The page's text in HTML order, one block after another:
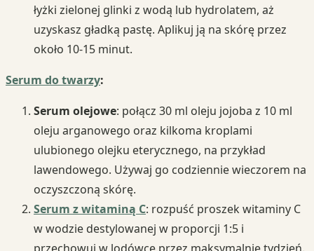
łyżki zielonej glinki z wodą lub hydrolatem, aż
uzyskasz gładką pastę. Aplikuj ją na skórę przez
około 10-15 minut.
Serum do twarzy:
Serum olejowe: połącz 30 ml oleju jojoba z 10 ml
oleju arganowego oraz kilkoma kroplami
ulubionego olejku eterycznego, na przykład
lawendowego. Używaj go codziennie wieczorem na
oczyszczoną skórę.
Serum z witaminą C: rozpuść proszek witaminy C
w wodzie destylowanej w proporcji 1:5 i
przechowuj w lodówce przez maksymalnie tydzień.